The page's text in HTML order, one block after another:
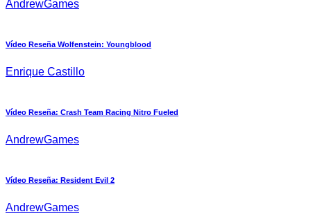
AndrewGames
Vídeo Reseña Wolfenstein: Youngblood
Enrique Castillo
Vídeo Reseña: Crash Team Racing Nitro Fueled
AndrewGames
Vídeo Reseña: Resident Evil 2
AndrewGames